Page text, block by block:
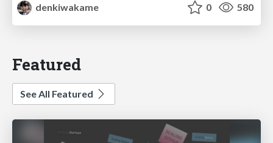
denkiwakame
0 580
Featured
See All Featured